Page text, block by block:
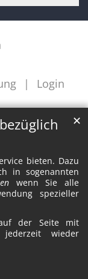
bieten. Dazu
in sogenannten
wenn Sie alle
spezieller
auf der Seite mit
jederzeit wieder
✕
Login